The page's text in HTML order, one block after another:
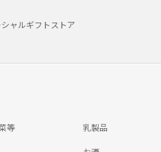
シャルギフトストア
等 乳製品